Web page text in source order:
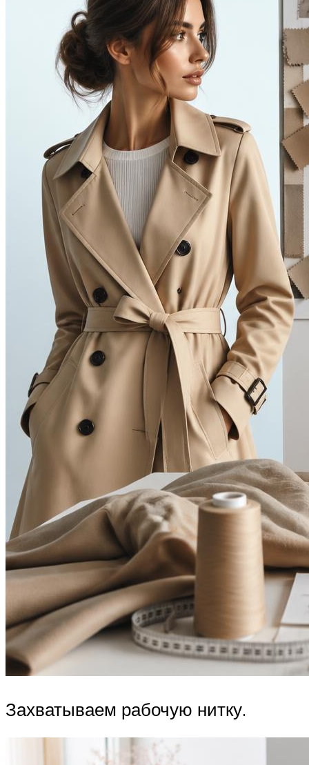
Захватываем рабочую нитку.